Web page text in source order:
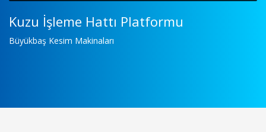
Kuzu İşleme Hattı Platformu
Büyükbaş Kesim Makinaları